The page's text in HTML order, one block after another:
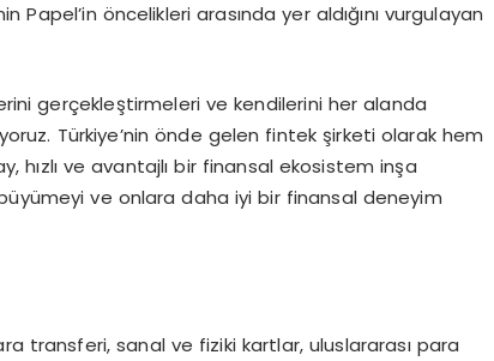
öncelikleri arasında yer aldığını vurgulayan
gerçekleştirmeleri ve kendilerini her alanda
Türkiye’nin önde gelen fintek şirketi olarak hem
hızlı ve avantajlı bir finansal ekosistem inşa
büyümeyi ve onlara daha iyi bir finansal deneyim
transferi, sanal ve fiziki kartlar, uluslararası para